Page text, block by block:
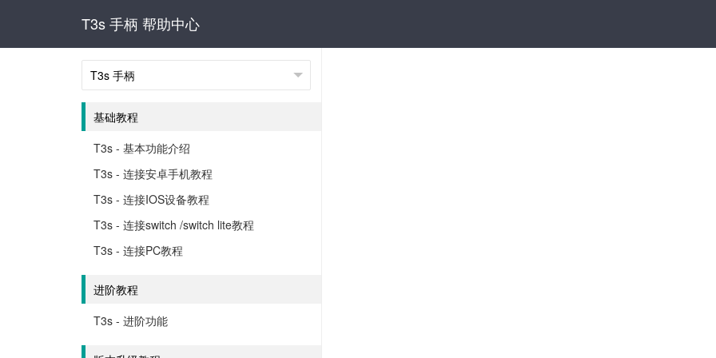
T3s 手柄 帮助中心
基础教程
T3s - 基本功能介绍
T3s - 连接安卓手机教程
T3s - 连接IOS设备教程
T3s - 连接switch /switch lite教程
T3s - 连接PC教程
进阶教程
T3s - 进阶功能